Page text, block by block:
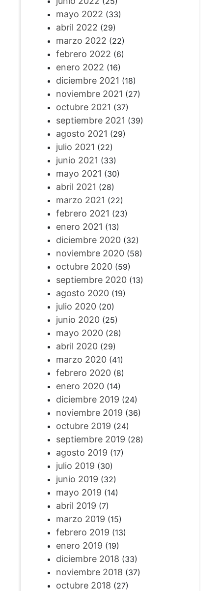
mayo 2022 (33)
abril 2022 (29)
marzo 2022 (22)
febrero 2022 (6)
enero 2022 (16)
diciembre 2021 (18)
noviembre 2021 (27)
octubre 2021 (37)
septiembre 2021 (39)
agosto 2021 (29)
julio 2021 (22)
junio 2021 (33)
mayo 2021 (30)
abril 2021 (28)
marzo 2021 (22)
febrero 2021 (23)
enero 2021 (13)
diciembre 2020(32)
noviembre 2020(58)
octubre 2020(59)
septiembre 2020(13)
agosto 2020(19)
julio 2020(20)
junio 2020(25)
mayo 2020(28)
abril 2020(29)
marzo 2020(41)
febrero 2020(8)
enero 2020(14)
diciembre 2019 (24)
noviembre 2019 (36)
octubre 2019 (24)
septiembre 2019 (28)
agosto 2019 (17)
julio 2019 (30)
junio 2019 (32)
mayo 2019 (14)
abril 2019 (7)
marzo 2019 (15)
febrero 2019 (13)
enero 2019 (19)
diciembre 2018 (33)
noviembre 2018 (37)
octubre 2018 (27)